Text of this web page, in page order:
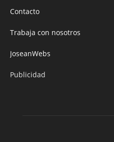
Contacto
Trabaja con nosotros
JoseanWebs
Publicidad